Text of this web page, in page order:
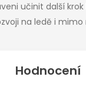
učinit další
na ledě i
Hodnocení